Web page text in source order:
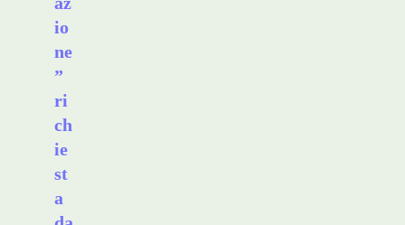
io
ne
”
ri
ch
ie
st
a